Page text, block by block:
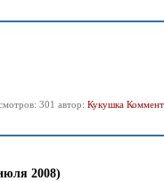
301 автор: Кукушка
2008)